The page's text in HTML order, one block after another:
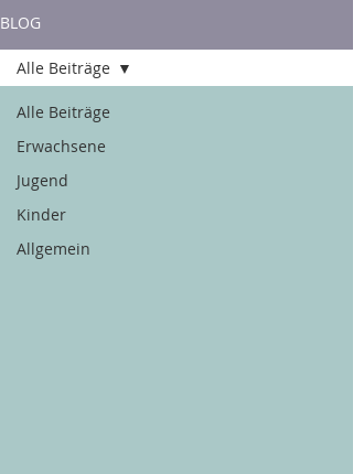
BLOG
Alle Beiträge
Erwachsene
Jugend
Kinder
Allgemein
Alle Beiträge